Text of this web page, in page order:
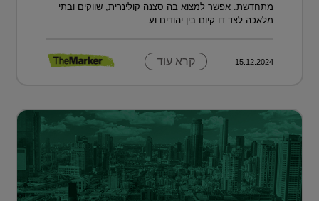
מתחדשת. אפשר למצוא בה סצנה קולינרית, שווקים ובתי
מלאכה לצד דו-קיום בין יהודים וע...
15.12.2024 קרא עוד